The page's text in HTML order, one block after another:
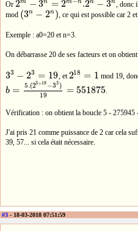
Or 2 − 3 = 2 .2 − 3
2m− 3n =2m −n.2n−3 , donc
mod (3n − 2n )
(3n− 2n) , ce qui est possible car 2
Exemple : a0=20 et n=3.
On débarrasse 20 de ses facteurs et on
33 − 23 = 19
33− 23 =19 , et218 = 1
218= 1
mod 19,
b = 5.(23+18 −33)
19
= 551875
b=5.( 23+18−33)19= 551875 .
Vérification : on obtient la boucle 5 - 275945
J'ai pris 21 comme puissance de 2 car cela
39, 57... si cela était nécessaire.
#3 - 18-03-2018 07:51:59